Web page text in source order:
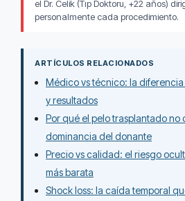
el Dr. Celik (Tıp Doktoru, +22 años)
personalmente cada procedimiento.
ARTÍCULOS RELACIONADOS
Médico vs técnico: la
y resultados
Por qué el pelo trasplantado no
dominancia del donante
Precio vs calidad: el riesgo
más barata
Shock loss: la caída temporal